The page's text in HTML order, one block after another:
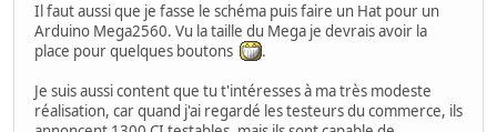
Il faut aussi que je fasse le schéma puis faire un Hat pour un
Arduino Mega2560. Vu la taille du Mega je devrais avoir la
place pour quelques boutons
.
Je suis aussi content que tu t'intéresses à ma très modeste
réalisation, car quand j'ai regardé les testeurs du commerce, ils